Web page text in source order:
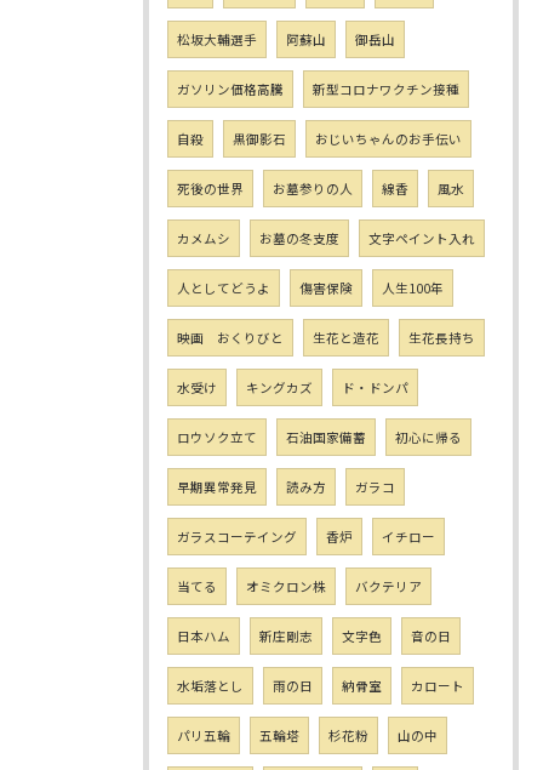
松坂大輔選手 阿蘇山 御岳山
ガソリン価格高騰 新型コロナワクチン接種
自殺 黒御影石 おじいちゃんのお手伝い
死後の世界 お墓参りの人 線香 風水
カメムシ お墓の冬支度 文字ペイント入れ
人としてどうよ 傷害保険 人生100年
映画 おくりびと 生花と造花 生花長持ち
水受け キングカズ ド・ドンパ
ロウソク立て 石油国家備蓄 初心に帰る
早期異常発見 読み方 ガラコ
ガラスコーテイング 香炉 イチロー
当てる オミクロン株 バクテリア
日本ハム 新庄剛志 文字色 音の日
水垢落とし 雨の日 納骨室 カロート
パリ五輪 五輪塔 杉花粉 山の中